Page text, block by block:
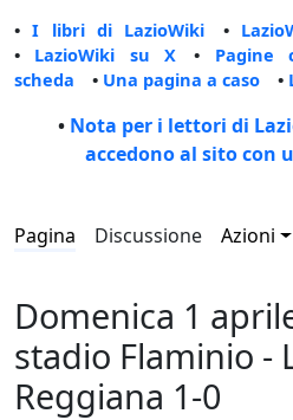
•I libri di LazioWiki •
• LazioWiki su X • Pagine
scheda • Una pagina a caso •
• Nota per i lettori di
accedono al sito con
Pagina Discussione Azioni
Domenica 1
stadio Flaminio -
Reggiana 1-0